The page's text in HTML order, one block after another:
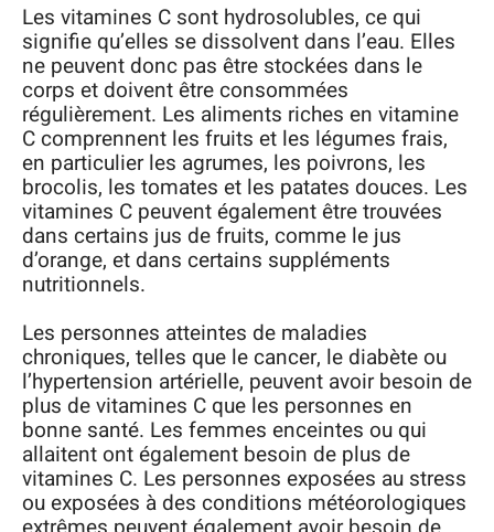
Les vitamines C sont hydrosolubles, ce qui
signifie qu’elles se dissolvent dans l’eau. Elles
ne peuvent donc pas être stockées dans le
corps et doivent être consommées
régulièrement. Les aliments riches en vitamine
C comprennent les fruits et les légumes frais,
en particulier les agrumes, les poivrons, les
brocolis, les tomates et les patates douces. Les
vitamines C peuvent également être trouvées
dans certains jus de fruits, comme le jus
d’orange, et dans certains suppléments
nutritionnels.
Les personnes atteintes de maladies
chroniques, telles que le cancer, le diabète ou
l’hypertension artérielle, peuvent avoir besoin de
plus de vitamines C que les personnes en
bonne santé. Les femmes enceintes ou qui
allaitent ont également besoin de plus de
vitamines C. Les personnes exposées au stress
ou exposées à des conditions météorologiques